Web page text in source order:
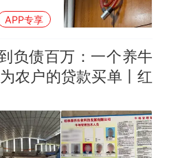
APP专享
负债百万：一个养牛
农户的贷款买单丨红